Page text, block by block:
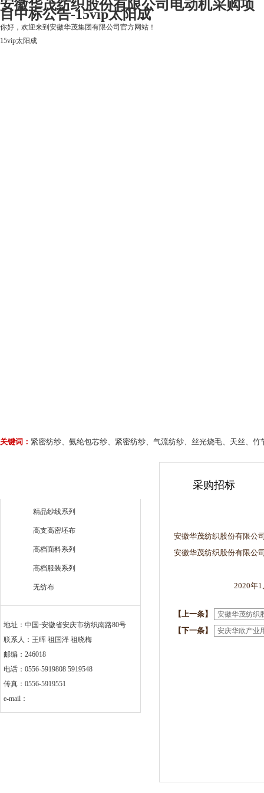
安徽华茂纺织股份有限公司电动机采购项
目中标公告-15vip太阳成
你好，欢迎来到安徽华茂集团有限公司官方网站！
15vip太阳成
关键词： 紧密纺纱、氨纶包芯纱、紧密纺纱、气流纺纱、丝光烧毛、天丝、
精品纱线系列
高支高密坯布
高档面料系列
高档服装系列
无纺布
地址：中国·安徽省安庆市纺织南路80号
联系人：王晖 祖国泽 祖晓梅
邮编：246018
电话：0556-5919808 5919548
传真：0556-5919551
e-mail：
采购招标
安徽华茂纺织股份有限公
安徽华茂纺织股份有限公
2020年1月
【上一条】 安徽华茂纺织
【下一条】 安庆华欣产业